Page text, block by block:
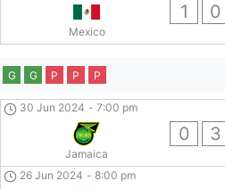
Mexico
1 0
G G P P P
30 Jun 2024 - 7:00 pm
Jamaica
0 3
26 Jun 2024 - 8:00 pm